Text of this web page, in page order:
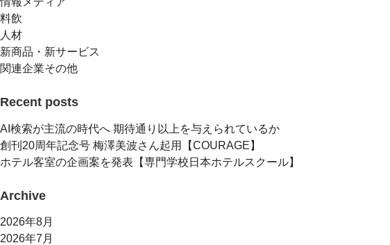
料飲
人材
新商品・新サービス
関連企業その他
Recent posts
AI検索が主流の時代へ 期待通り以上を与えられているか
創刊20周年記念号 梅澤美波さん起用【COURAGE】
ホテル客室の企画案を発表【専門学校日本ホテルスクール】
Archive
2026年8月
2026年7月